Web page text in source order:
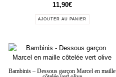
11,90€
AJOUTER AU PANIER
Bambinis – Dessous garçon Marcel en maille